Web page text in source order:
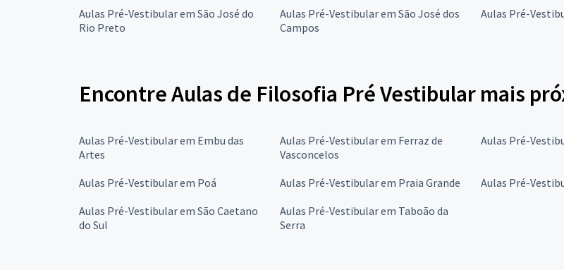
Aulas Pré-Vestibular em São José do
Rio Preto
Aulas Pré-Vestibular em São José dos
Campos
Aulas Pré-
Encontre Aulas de Filosofia Pré Vestibular mais
Aulas Pré-Vestibular em Embu das
Artes
Aulas Pré-Vestibular em Ferraz de
Vasconcelos
Aulas Pré-
Aulas Pré-Vestibular em Poá
Aulas Pré-Vestibular em Praia Grande Aulas Pré-
Aulas Pré-Vestibular em São Caetano
do Sul
Aulas Pré-Vestibular em Taboão da
Serra